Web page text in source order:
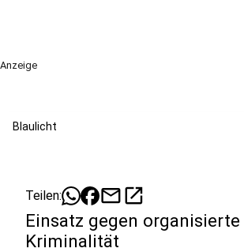
Anzeige
Blaulicht
Teilen: mailopen_in_new
Einsatz gegen organisierte
Kriminalität